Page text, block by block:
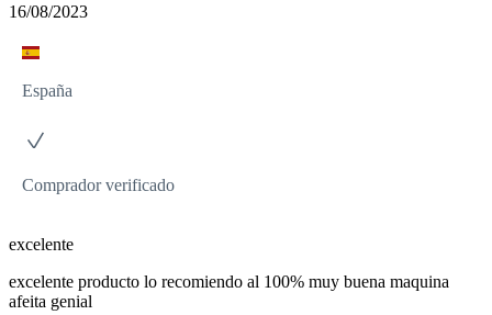
16/08/2023
España
Comprador verificado
excelente
excelente producto lo recomiendo al 100% muy buena maquina
afeita genial